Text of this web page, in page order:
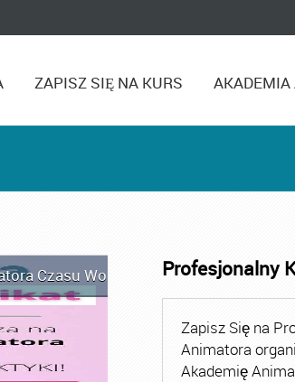
ZAPISZ SIĘ NA KURS
Czasu Wolnego Kurs Animatora
Profesjonalny
Zapisz Się na
Animatora
Akademię